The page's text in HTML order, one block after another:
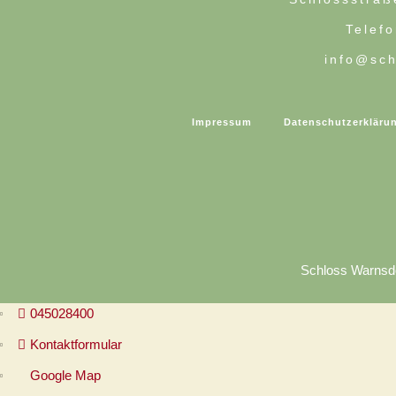
Impressum
Schloss
045028400
Kontaktformular
Google Map